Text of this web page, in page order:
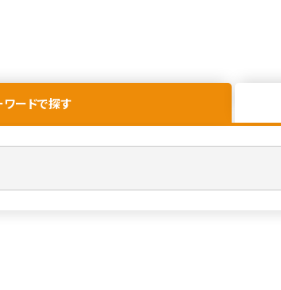
ワードで探す